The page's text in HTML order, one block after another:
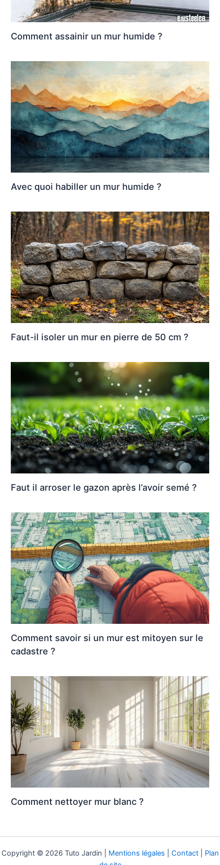
Comment assainir un mur humide ?
Avec quoi habiller un mur humide ?
Faut-il isoler un mur en pierre de 50 cm ?
Faut il arroser le gazon après l’avoir semé ?
Comment savoir si un mur est mitoyen sur le
cadastre ?
Comment nettoyer mur blanc ?
Copyright © 2026 Tuto Jardin | Mentions légales Contact| Plan